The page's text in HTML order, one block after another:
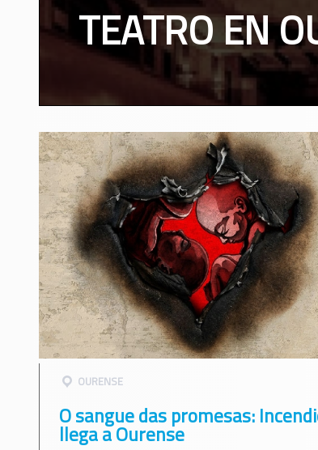
TEATRO EN
OURENSE
O sangue das promesas:
llega a Ourense